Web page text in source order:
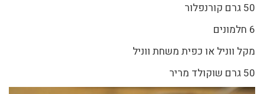
50 גרם קורנפלור
6 חלמונים
מקל ווניל או כפית משחת ווניל
50 גרם שוקולד מריר